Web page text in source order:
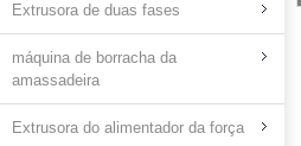
Extrusora de duas fases
máquina de borracha da
amassadeira
Extrusora do alimentador da força